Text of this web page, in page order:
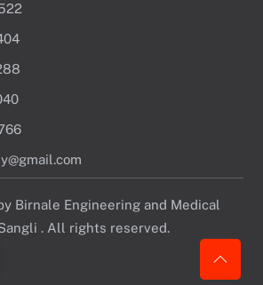
Birnale Engineering and Medical
. All rights reserved.